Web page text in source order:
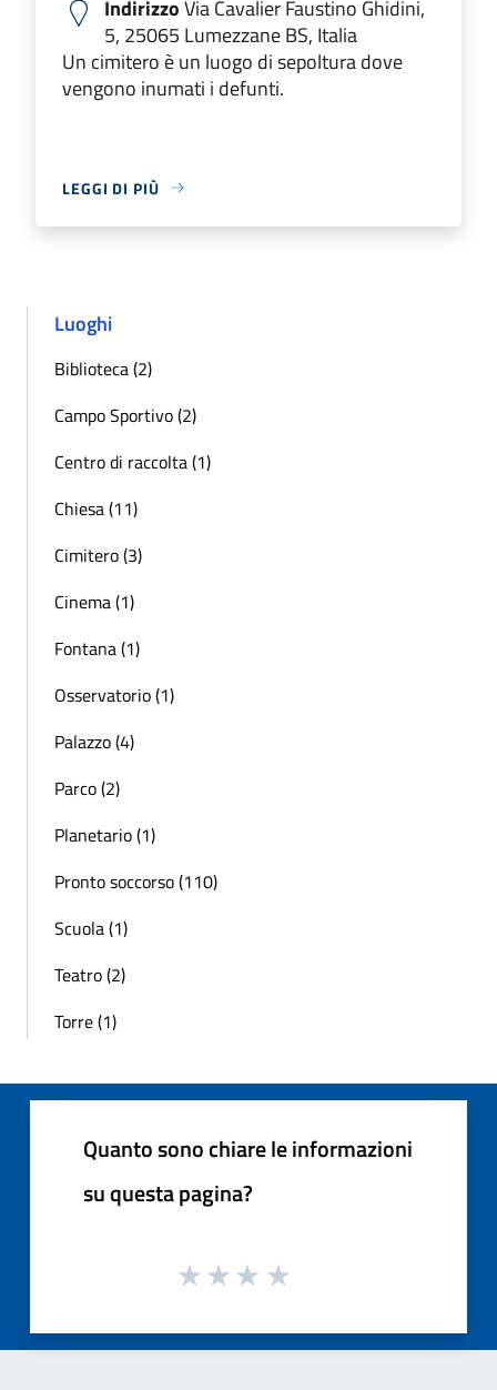
IndirizzoVia Cavalier Faustino Ghidini,
5, 25065 Lumezzane BS, Italia
Un cimitero è un luogo di sepoltura dove
vengono inumati i defunti.
LEGGI DI PIÙ
Luoghi
Biblioteca (2)
Campo Sportivo (2)
Centro di raccolta (1)
Chiesa (11)
Cimitero (3)
Cinema (1)
Fontana (1)
Osservatorio (1)
Palazzo (4)
Parco (2)
Planetario (1)
Pronto soccorso (110)
Scuola (1)
Teatro (2)
Torre (1)
Quanto sono chiare le informazioni
su questa pagina?